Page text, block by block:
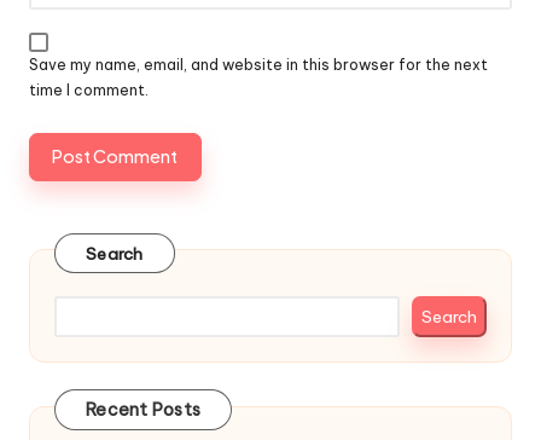
Save my name, email, and website in this browser for the next
time I comment.
Search
Search
Recent Posts